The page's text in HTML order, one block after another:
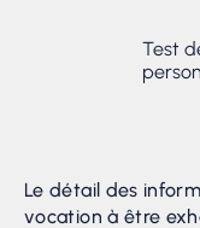
Test
Le détail des
vocation à être